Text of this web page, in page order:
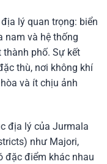
lý quan trọng: biển
nam và hệ thống
thành phố. Sự kết
thù, nơi không khí
và ít chịu ảnh
địa lý của Jurmala
như Majori,
đặc điểm khác nhau